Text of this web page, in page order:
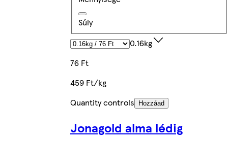
Súly
0.16kg
76 Ft
459 Ft/kg
Quantity controls
Hozzáad
Jonagold alma lédig